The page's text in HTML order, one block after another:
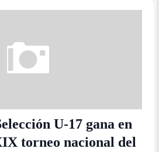
U-17 gana en
torneo nacional del